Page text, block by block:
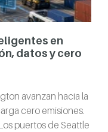
en
datos y cero
avanzan hacia la
cero emisiones.
puertos de Seattle